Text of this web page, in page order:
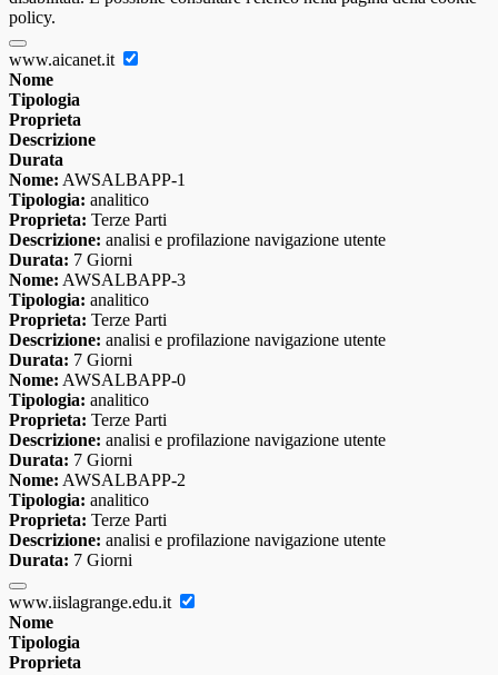
policy.
www.aicanet.it
Nome
Tipologia
Proprieta
Descrizione
Durata
Nome: AWSALBAPP-1
Tipologia: analitico
Proprieta: Terze Parti
Descrizione: analisi e profilazione navigazione utente
Durata: 7 Giorni
Nome: AWSALBAPP-3
Tipologia: analitico
Proprieta: Terze Parti
Descrizione: analisi e profilazione navigazione utente
Durata: 7 Giorni
Nome: AWSALBAPP-0
Tipologia: analitico
Proprieta: Terze Parti
Descrizione: analisi e profilazione navigazione utente
Durata: 7 Giorni
Nome: AWSALBAPP-2
Tipologia: analitico
Proprieta: Terze Parti
Descrizione: analisi e profilazione navigazione utente
Durata: 7 Giorni
www.iislagrange.edu.it
Nome
Tipologia
Proprieta